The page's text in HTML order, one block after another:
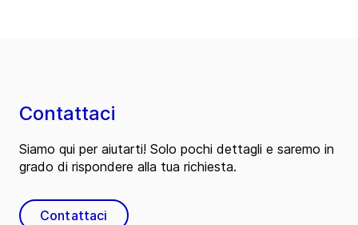
Contattaci
Siamo qui per aiutarti! Solo pochi dettagli e saremo in
grado di rispondere alla tua richiesta.
Contattaci